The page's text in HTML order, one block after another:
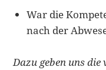
War die
nach der
Dazu geben uns